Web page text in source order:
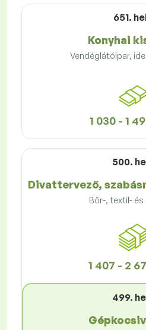
651.
Konyhai
Vendéglátóipar,
1 030 - 1
500.
Divattervező,
Bőr-, textil- és
1 407 - 2
499.